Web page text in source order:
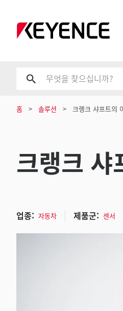
홈 솔루션 크랭크 샤프트의
크랭크 샤
업종: 자동차 제품군: 센서